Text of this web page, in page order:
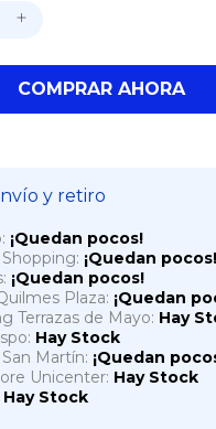
y retiro
¡Quedan pocos!
¡Quedan pocos!
¡Quedan pocos!
Plaza: ¡Quedan
Terrazas de Mayo: Hay
Hay Stock
Martín: ¡Quedan
Unicenter: Hay Stock
Hay Stock